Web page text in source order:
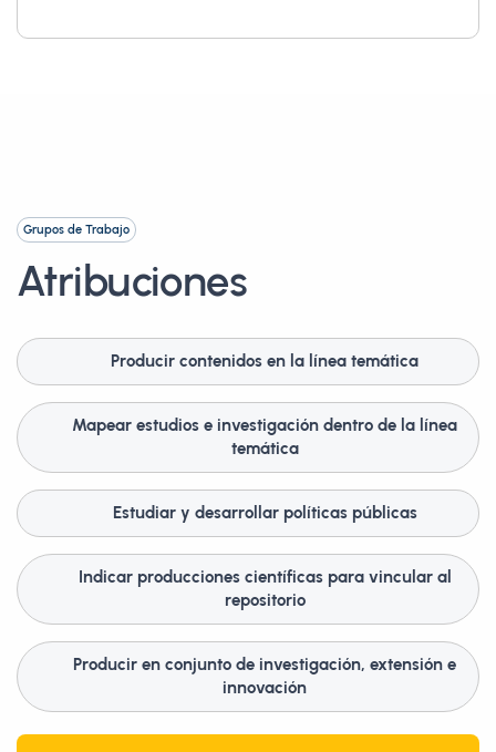
Grupos de Trabajo
Atribuciones
Producir contenidos en la línea temática
Mapear estudios e investigación dentro de la línea
temática
Estudiar y desarrollar políticas públicas
Indicar producciones científicas para vincular al
repositorio
Producir en conjunto de investigación, extensión e
innovación